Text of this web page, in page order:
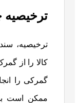
ترخیصیه،
کالا را از
گمرکی را
ممکن است